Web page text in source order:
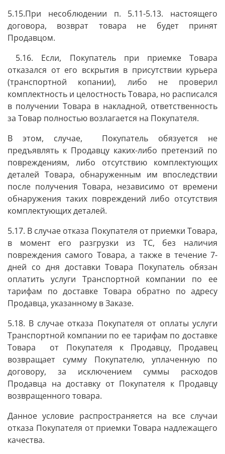
5.15.При несоблюдении п. 5.11-5.13. настоящего
договора, возврат товара не будет принят
Продавцом.
5.16. Если, Покупатель при приемке Товара
отказался от его вскрытия в присутствии курьера
(транспортной копании), либо не проверил
комплектность и целостность Товара, но расписался
в получении Товара в накладной, ответственность
за Товар полностью возлагается на Покупателя.
В этом, случае, Покупатель обязуется не
предъявлять к Продавцу каких-либо претензий по
повреждениям, либо отсутствию комплектующих
деталей Товара, обнаруженным им впоследствии
после получения Товара, независимо от времени
обнаружения таких повреждений либо отсутствия
комплектующих деталей.
5.17. В случае отказа Покупателя от приемки Товара,
в момент его разгрузки из ТС, без наличия
повреждения самого Товара, а также в течение 7-
дней со дня доставки Товара Покупатель обязан
оплатить услуги Транспортной компании по ее
тарифам по доставке Товара обратно по адресу
Продавца, указанному в Заказе.
5.18. В случае отказа Покупателя от оплаты услуги
Транспортной компании по ее тарифам по доставке
Товара от Покупателя к Продавцу, Продавец
возвращает сумму Покупателю, уплаченную по
договору, за исключением суммы расходов
Продавца на доставку от Покупателя к Продавцу
возвращенного товара.
Данное условие распространяется на все случаи
отказа Покупателя от приемки Товара надлежащего
качества.